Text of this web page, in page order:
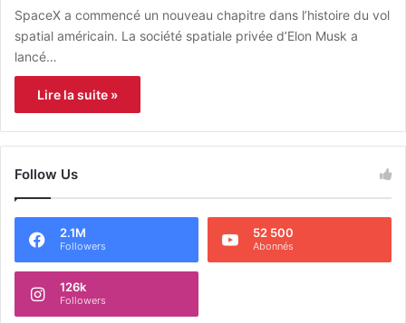
SpaceX a commencé un nouveau chapitre dans l’histoire du vol
spatial américain. La société spatiale privée d’Elon Musk a
lancé…
Lire la suite »
Follow Us
2.1M
Followers
52 500
Abonnés
126k
Followers